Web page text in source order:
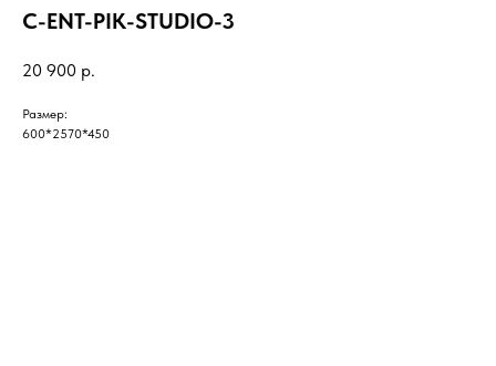
C-ENT-PIK-STUDIO-3
20 900 р.
Размер:
600*2570*450